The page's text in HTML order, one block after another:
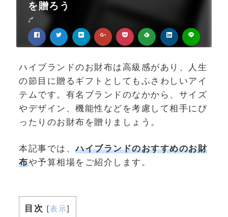
を贈ろう
ハイブランドのお財布は高級感があり、人生
の節目に贈るギフトとしてもふさわしいアイ
テムです。有名ブランドのなかから、サイズ
やデザイン、機能性などを考慮して相手にぴ
ったりのお財布を贈りましょう。
本記事では、ハイブランドのおすすめのお財
布や予算相場をご紹介します。
目次 [表示]